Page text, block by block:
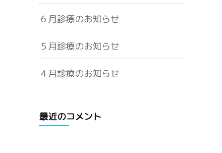
６月診療のお知らせ
５月診療のお知らせ
４月診療のお知らせ
最近のコメント